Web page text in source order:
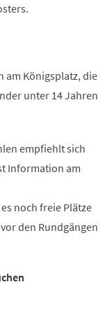
Königsplatz, die
unter 14 Jahren
empfiehlt sich
Information am
noch freie Plätze
den Rundgängen